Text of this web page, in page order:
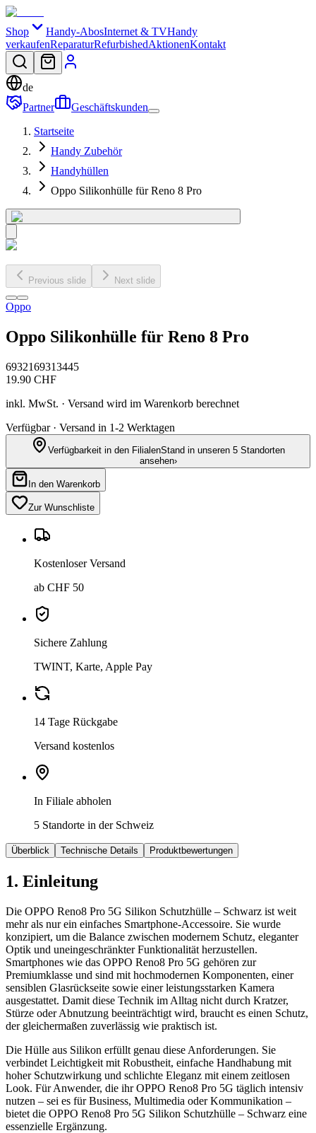
Shop Handy-AbosInternet & TVHandy
verkaufenReparaturRefurbishedAktionenKontakt
de
Partner
Geschäftskunden
Startseite
Handy Zubehör
Handyhüllen
Oppo Silikonhülle für Reno 8 Pro
Previous slide Next slide
Oppo
Oppo Silikonhülle für Reno 8 Pro
6932169313445
19.90 CHF
inkl. MwSt. · Versand wird im Warenkorb berechnet
Verfügbar · Versand in 1-2 Werktagen
Verfügbarkeit in den FilialenStand in unseren 5 Standorten
ansehen›
In den Warenkorb
Zur Wunschliste
Kostenloser Versand
ab CHF 50
Sichere Zahlung
TWINT, Karte, Apple Pay
14 Tage Rückgabe
Versand kostenlos
In Filiale abholen
5 Standorte in der Schweiz
Überblick Technische Details Produktbewertungen
1. Einleitung
Die OPPO Reno8 Pro 5G Silikon Schutzhülle – Schwarz ist weit
mehr als nur ein einfaches Smartphone-Accessoire. Sie wurde
konzipiert, um die Balance zwischen modernem Schutz, eleganter
Optik und uneingeschränkter Funktionalität herzustellen.
Smartphones wie das OPPO Reno8 Pro 5G gehören zur
Premiumklasse und sind mit hochmodernen Komponenten, einer
sensiblen Glasrückseite sowie einer leistungsstarken Kamera
ausgestattet. Damit diese Technik im Alltag nicht durch Kratzer,
Stürze oder Abnutzung beeinträchtigt wird, braucht es einen Schutz,
der gleichermaßen zuverlässig wie praktisch ist.
Die Hülle aus Silikon erfüllt genau diese Anforderungen. Sie
verbindet Leichtigkeit mit Robustheit, einfache Handhabung mit
hoher Schutzwirkung und schlichte Eleganz mit einem zeitlosen
Look. Für Anwender, die ihr OPPO Reno8 Pro 5G täglich intensiv
nutzen – sei es für Business, Multimedia oder Kommunikation –
bietet die OPPO Reno8 Pro 5G Silikon Schutzhülle – Schwarz eine
essenzielle Ergänzung.